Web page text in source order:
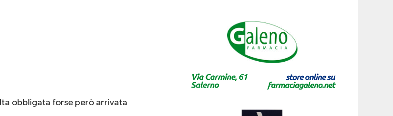
obbligata forse però arrivata